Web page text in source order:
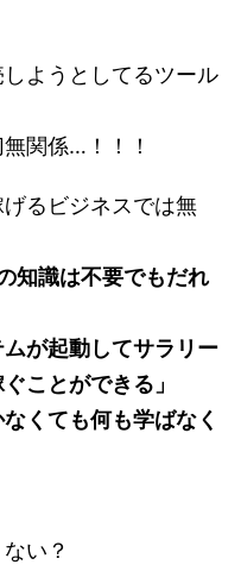
ようとしてるツール
関係…！！！
げるビジネスでは無
知識は不要でもだれ
ムが起動してサラリー
ことができる」
くても何も学ばなく
い？